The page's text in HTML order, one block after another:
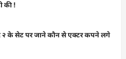
की !
२ के सेट पर जाने कौन से एक्टर कपने लगे